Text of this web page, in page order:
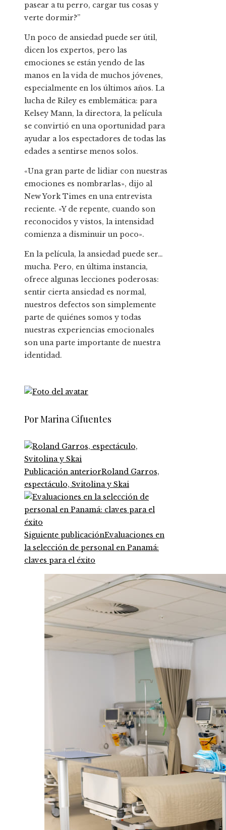
pasear a tu perro, cargar tus cosas y
verte dormir?”
Un poco de ansiedad puede ser útil,
dicen los expertos, pero las
emociones se están yendo de las
manos en la vida de muchos jóvenes,
especialmente en los últimos años. La
lucha de Riley es emblemática: para
Kelsey Mann, la directora, la película
se convirtió en una oportunidad para
ayudar a los espectadores de todas las
edades a sentirse menos solos.
«Una gran parte de lidiar con nuestras
emociones es nombrarlas», dijo al
New York Times en una entrevista
reciente. «Y de repente, cuando son
reconocidos y vistos, la intensidad
comienza a disminuir un poco».
En la película, la ansiedad puede ser…
mucha. Pero, en última instancia,
ofrece algunas lecciones poderosas:
sentir cierta ansiedad es normal,
nuestros defectos son simplemente
parte de quiénes somos y todas
nuestras experiencias emocionales
son una parte importante de nuestra
identidad.
Por Marina Cifuentes
Publicación anteriorRoland Garros,
espectáculo, Svitolina y Skai
Siguiente publicaciónEvaluaciones en
la selección de personal en Panamá:
claves para el éxito